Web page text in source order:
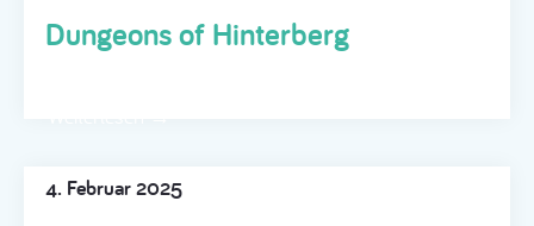
Dungeons of Hinterberg
4. Februar 2025